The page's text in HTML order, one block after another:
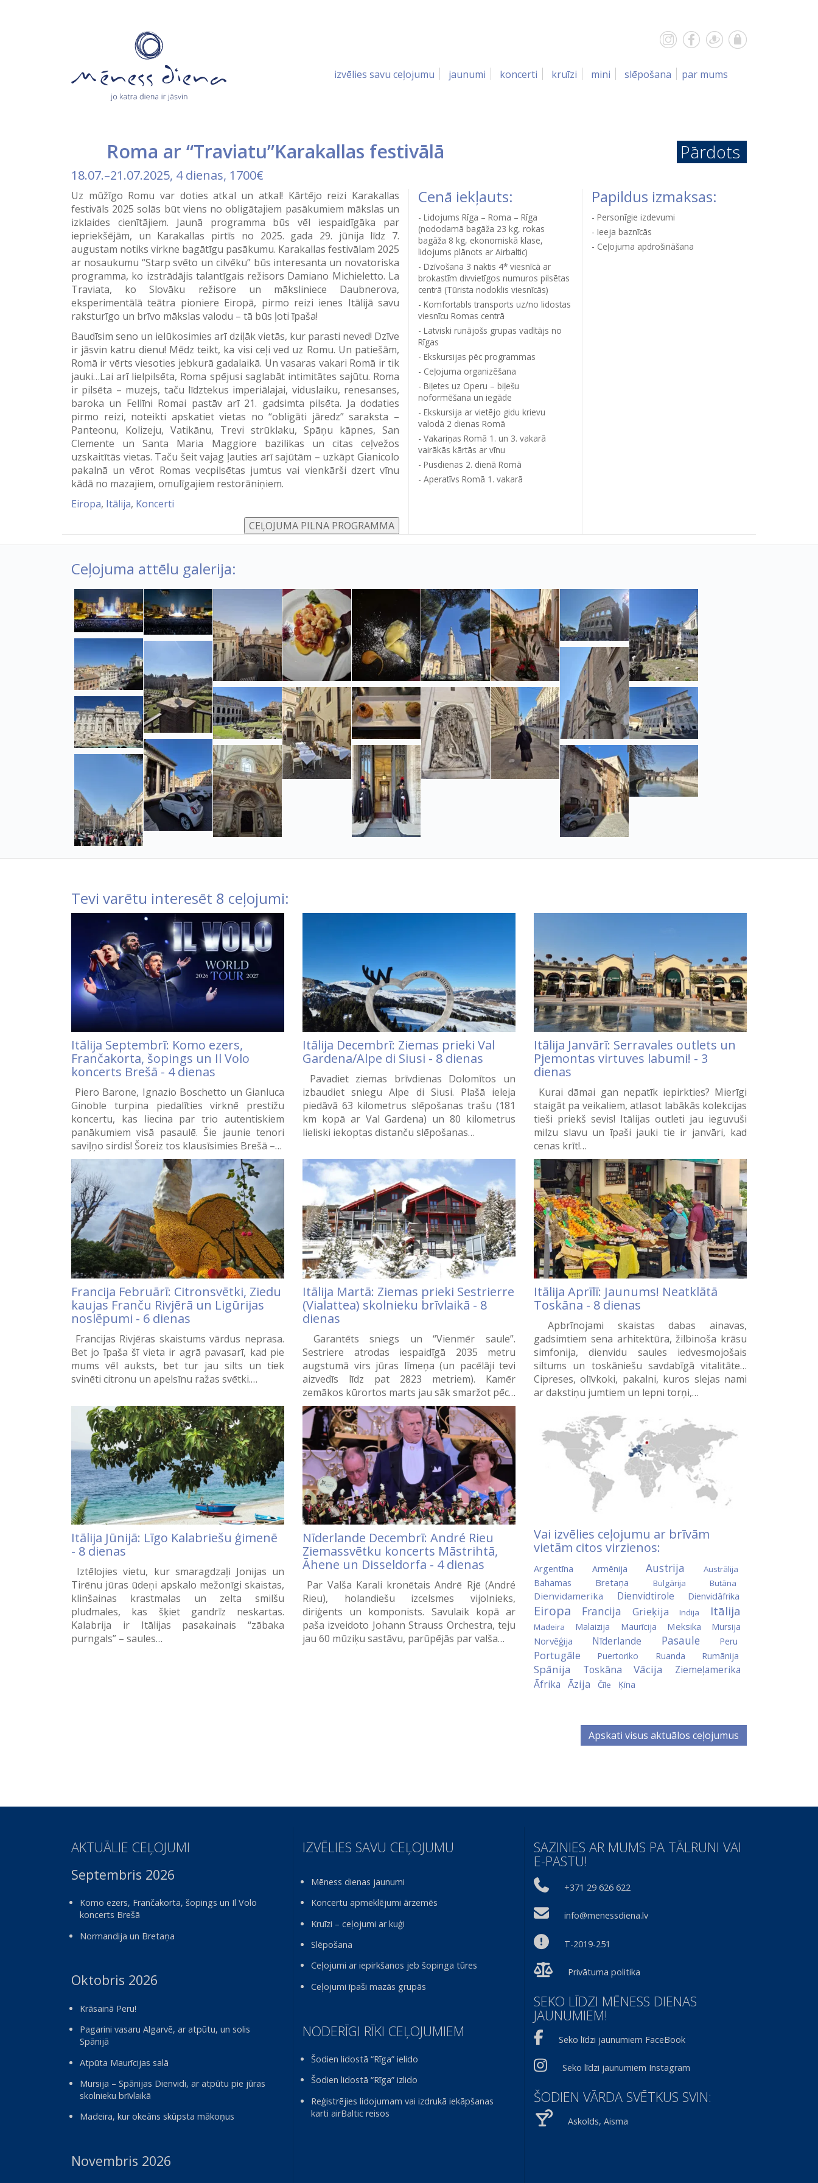
izvēlies savu ceļojumu jaunumi koncerti kruīzi mini slēpošana par mums
Roma ar “Traviatu”Karakallas festivālā Pārdots
18.07.–21.07.2025, 4 dienas, 1700€
Uz mūžīgo Romu var doties atkal un atkal! Kārtējo reizi Karakallas
festivāls 2025 solās būt viens no obligātajiem pasākumiem mākslas un
izklaides cienītājiem. Jaunā programma būs vēl iespaidīgāka par
iepriekšējām, un Karakallas pirtīs no 2025. gada 29. jūnija līdz 7.
augustam notiks virkne bagātīgu pasākumu. Karakallas festivālam 2025
ar nosaukumu “Starp svēto un cilvēku” būs interesanta un novatoriska
programma, ko izstrādājis talantīgais režisors Damiano Michieletto. La
Traviata, ko Slovāku režisore un māksliniece Daubnerova,
eksperimentālā teātra pioniere Eiropā, pirmo reizi ienes Itālijā savu
raksturīgo un brīvo mākslas valodu – tā būs ļoti īpaša!
Baudīsim seno un ielūkosimies arī dziļāk vietās, kur parasti neved! Dzīve
ir jāsvin katru dienu! Mēdz teikt, ka visi ceļi ved uz Romu. Un patiešām,
Romā ir vērts viesoties jebkurā gadalaikā. Un vasaras vakari Romā ir tik
jauki…Lai arī lielpilsēta, Roma spējusi saglabāt intimitātes sajūtu. Roma
ir pilsēta – muzejs, taču līdztekus imperiālajai, viduslaiku, renesanses,
baroka un Fellīni Romai pastāv arī 21. gadsimta pilsēta. Ja dodaties
pirmo reizi, noteikti apskatiet vietas no “obligāti jāredz” saraksta –
Panteonu, Kolizeju, Vatikānu, Trevi strūklaku, Spāņu kāpnes, San
Clemente un Santa Maria Maggiore bazilikas un citas ceļvežos
uzskaitītās vietas. Taču šeit vajag ļauties arī sajūtām – uzkāpt Gianicolo
pakalnā un vērot Romas vecpilsētas jumtus vai vienkārši dzert vīnu
kādā no mazajiem, omulīgajiem restorāniņiem.
Eiropa, Itālija, Koncerti
Cenā iekļauts:
Lidojums Rīga – Roma – Rīga
(nododamā bagāža 23 kg, rokas
bagāža 8 kg, ekonomiskā klase,
lidojums plānots ar Airbaltic)
Dzīvošana 3 naktis 4* viesnīcā ar
brokastīm divvietīgos numuros pilsētas
centrā (Tūrista nodoklis viesnīcās)
Komfortabls transports uz/no lidostas
viesnīcu Romas centrā
Latviski runājošs grupas vadītājs no
Rīgas
Ekskursijas pēc programmas
Ceļojuma organizēšana
Biļetes uz Operu – biļešu
noformēšana un iegāde
Ekskursija ar vietējo gidu krievu
valodā 2 dienas Romā
Vakariņas Romā 1. un 3. vakarā
vairākās kārtās ar vīnu
Pusdienas 2. dienā Romā
Aperatīvs Romā 1. vakarā
Papildus izmaksas:
Personīgie izdevumi
Ieeja baznīcās
Ceļojuma apdrošināšana
Ceļojuma attēlu galerija:
Tevi varētu interesēt 8 ceļojumi:
Itālija Septembrī: Komo ezers,
Frančakorta, šopings un Il Volo
koncerts Brešā - 4 dienas
Piero Barone, Ignazio Boschetto un Gianluca
Ginoble turpina piedalīties virknē prestižu
koncertu, kas liecina par trio autentiskiem
panākumiem visā pasaulē. Šie jaunie tenori
saviļņo sirdis! Šoreiz tos klausīsimies Brešā –…
Itālija Decembrī: Ziemas prieki Val
Gardena/Alpe di Siusi - 8 dienas
Pavadiet ziemas brīvdienas Dolomītos un
izbaudiet sniegu Alpe di Siusi. Plašā ieleja
piedāvā 63 kilometrus slēpošanas trašu (181
km kopā ar Val Gardena) un 80 kilometrus
lieliski iekoptas distanču slēpošanas…
Itālija Janvārī: Serravales outlets un
Pjemontas virtuves labumi! - 3
dienas
Kurai dāmai gan nepatīk iepirkties? Mierīgi
staigāt pa veikaliem, atlasot labākās kolekcijas
tieši priekš sevis! Itālijas outleti jau ieguvuši
milzu slavu un īpaši jauki tie ir janvāri, kad
cenas krīt!…
Francija Februārī: Citronsvētki, Ziedu
kaujas Franču Rivjērā un Ligūrijas
noslēpumi - 6 dienas
Francijas Rivjēras skaistums vārdus neprasa.
Bet jo īpaša šī vieta ir agrā pavasarī, kad pie
mums vēl auksts, bet tur jau silts un tiek
svinēti citronu un apelsīnu ražas svētki.…
Itālija Martā: Ziemas prieki Sestrierre
(Vialattea) skolnieku brīvlaikā - 8
dienas
Garantēts sniegs un “Vienmēr saule”.
Sestriere atrodas iespaidīgā 2035 metru
augstumā virs jūras līmeņa (un pacēlāji tevi
aizvedīs līdz pat 2823 metriem). Kamēr
zemākos kūrortos marts jau sāk smaržot pēc…
Itālija Aprīlī: Jaunums! Neatklātā
Toskāna - 8 dienas
Apbrīnojami skaistas dabas ainavas,
gadsimtiem sena arhitektūra, žilbinoša krāsu
simfonija, dienvidu saules iedvesmojošais
siltums un toskāniešu savdabīgā vitalitāte…
Cipreses, olīvkoki, pakalni, kuros slejas nami
ar dakstiņu jumtiem un lepni torņi,…
Itālija Jūnijā: Līgo Kalabriešu ģimenē
- 8 dienas
Iztēlojies vietu, kur smaragdzaļi Jonijas un
Tirēnu jūras ūdeņi apskalo mežonīgi skaistas,
klinšainas krastmalas un zelta smilšu
pludmales, kas šķiet gandrīz neskartas.
Kalabrija ir Itālijas pasakainais “zābaka
purngals” – saules…
Nīderlande Decembrī: André Rieu
Ziemassvētku koncerts Māstrihtā,
Āhene un Disseldorfa - 4 dienas
Par Valša Karali kronētais Andrē Rjē (André
Rieu), holandiešu izcelsmes vijolnieks,
diriģents un komponists. Savulaik kopā ar
paša izveidoto Johann Strauss Orchestra, teju
jau 60 mūziķu sastāvu, parūpējās par valša…
Vai izvēlies ceļojumu ar brīvām
vietām citos virzienos:
Argentīna Armēnija Austrija Austrālija
Bahamas Bretaņa Bulgārija Butāna
Dienvidamerika Dienvidtirole Dienvidāfrika
Eiropa Francija Grieķija Indija Itālija
Madeira Malaizija Maurīcija Meksika Mursija
Norvēģija Nīderlande Pasaule Peru
Portugāle Puertoriko Ruanda Rumānija
Spānija Toskāna Vācija
Ziemeļamerika
Āfrika Āzija Čīle Ķīna
Apskati visus aktuālos ceļojumus
AKTUĀLIE CEĻOJUMI
Septembris 2026
Komo ezers, Frančakorta, šopings un Il Volo
koncerts Brešā
Normandija un Bretaņa
Oktobris 2026
Krāsainā Peru!
Pagarini vasaru Algarvē, ar atpūtu, un solis
Spānijā
Atpūta Maurīcijas salā
Mursija – Spānijas Dienvidi, ar atpūtu pie jūras
skolnieku brīvlaikā
Madeira, kur okeāns skūpsta mākoņus
Novembris 2026
IZVĒLIES SAVU CEĻOJUMU
Mēness dienas jaunumi
Koncertu apmeklējumi ārzemēs
Kruīzi – ceļojumi ar kuģi
Slēpošana
Ceļojumi ar iepirkšanos jeb šopinga tūres
Ceļojumi īpaši mazās grupās
NODERĪGI RĪKI CEĻOJUMIEM
Šodien lidostā “Rīga” ielido
Šodien lidostā “Rīga” izlido
Reģistrējies lidojumam vai izdrukā iekāpšanas
karti airBaltic reisos
SAZINIES AR MUMS PA TĀLRUNI VAI
E-PASTU!
+371 29 626 622
info@menessdiena.lv
T-2019-251
Privātuma politika
SEKO LĪDZI MĒNESS DIENAS
JAUNUMIEM!
Seko līdzi jaunumiem FaceBook
Seko līdzi jaunumiem Instagram
ŠODIEN VĀRDA SVĒTKUS SVIN:
Askolds, Aisma